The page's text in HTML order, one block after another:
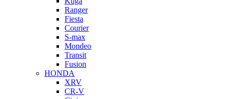
Ranger
Fiesta
Courier
S-max
Mondeo
Transit
Fusion
HONDA
XRV
CR-V